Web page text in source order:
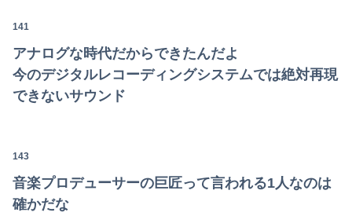
141
アナログな時代だからできたんだよ
今のデジタルレコーディングシステムでは絶対再現
できないサウンド
143
音楽プロデューサーの巨匠って言われる1人なのは
確かだな